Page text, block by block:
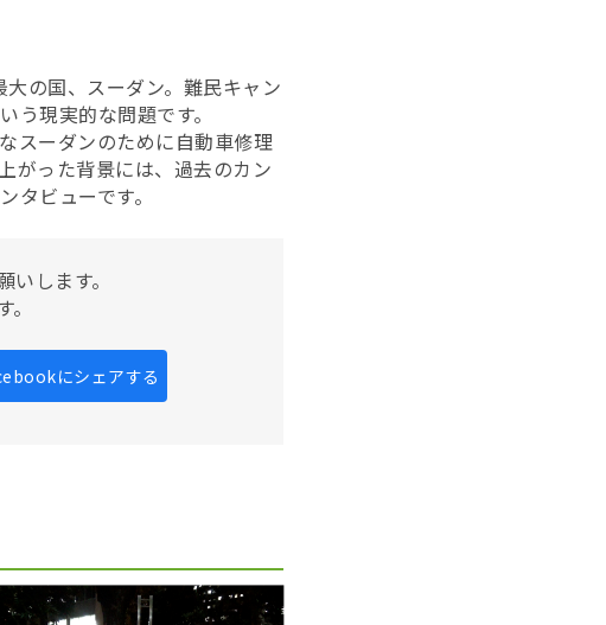
の国、スーダン。難民キャン
現実的な問題です。
スーダンのために自動車修理
がった背景には、過去のカン
ビューです。
します。
にシェアする